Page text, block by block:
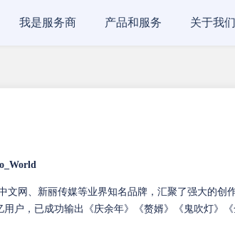
我是服务商 产品和服务 关于我们
文网、新丽传媒等业界知名品牌，汇聚了强大的创
户，已成功输出《庆余年》《赘婿》《鬼吹灯》